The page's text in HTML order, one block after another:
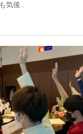
気後...